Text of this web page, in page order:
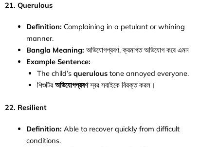
21. Querulous
Definition: Complaining in a petulant or whining
manner.
Bangla Meaning: অভিযোগপ্রবণ, ক্রমাগত অভিযোগ করে এমন
Example Sentence:
The child’s queruloustone annoyed everyone.
শিশুটির অভিযোগপ্রবণস্বর সবাইকে বিরক্ত করল।
22. Resilient
Definition: Able to recover quickly from difficult
conditions.